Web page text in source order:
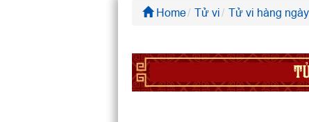
Home Tử vi Tử vi hàng ngày